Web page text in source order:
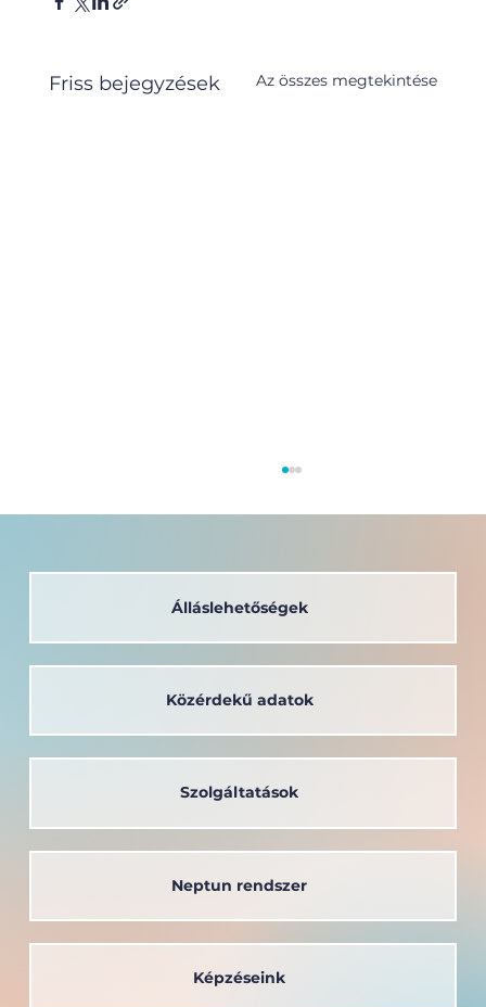
Friss bejegyzések Az összes megtekintése
Álláslehetőségek
Neptun rendszer
Szolgáltatások
Közérdekű adatok
Képzéseink